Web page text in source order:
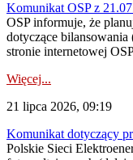
Komunikat OSP z
OSP informuje, że
dotyczące
stronie internetowej
Więcej...
21 lipca 2026, 09:19
Komunikat dotyczący
Polskie Sieci